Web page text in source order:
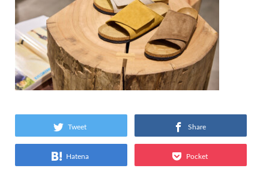
Tweet Share
Hatena Pocket